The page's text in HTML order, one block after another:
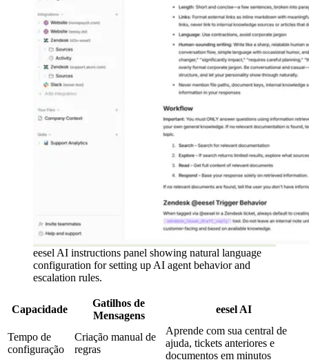
eesel AI instructions panel showing natural language
configuration for setting up AI agent behavior and
escalation rules.
Capacidade
Gatilhos de
Mensagens
eesel AI
Tempo de
configuração
Criação manual de
regras
Aprende com sua central de
ajuda, tickets anteriores e
documentos em minutos